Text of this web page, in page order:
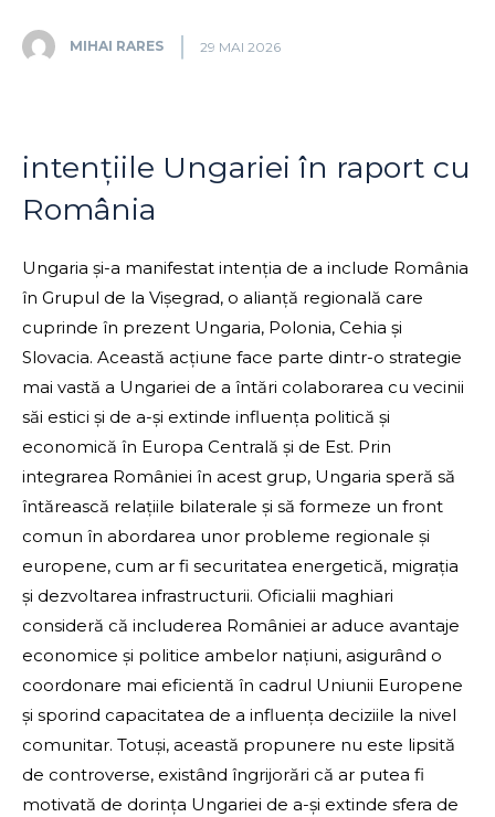
MIHAI RARES 29 MAI 2026
intențiile Ungariei în raport cu
România
Ungaria și-a manifestat intenția de a include România
în Grupul de la Vișegrad, o alianță regională care
cuprinde în prezent Ungaria, Polonia, Cehia și
Slovacia. Această acțiune face parte dintr-o strategie
mai vastă a Ungariei de a întări colaborarea cu vecinii
săi estici și de a-și extinde influența politică și
economică în Europa Centrală și de Est. Prin
integrarea României în acest grup, Ungaria speră să
întărească relațiile bilaterale și să formeze un front
comun în abordarea unor probleme regionale și
europene, cum ar fi securitatea energetică, migrația
și dezvoltarea infrastructurii. Oficialii maghiari
consideră că includerea României ar aduce avantaje
economice și politice ambelor națiuni, asigurând o
coordonare mai eficientă în cadrul Uniunii Europene
și sporind capacitatea de a influența deciziile la nivel
comunitar. Totuși, această propunere nu este lipsită
de controverse, existând îngrijorări că ar putea fi
motivată de dorința Ungariei de a-și extinde sfera de